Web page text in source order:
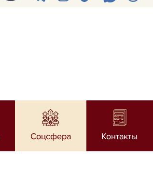
Соцсфера Контакты